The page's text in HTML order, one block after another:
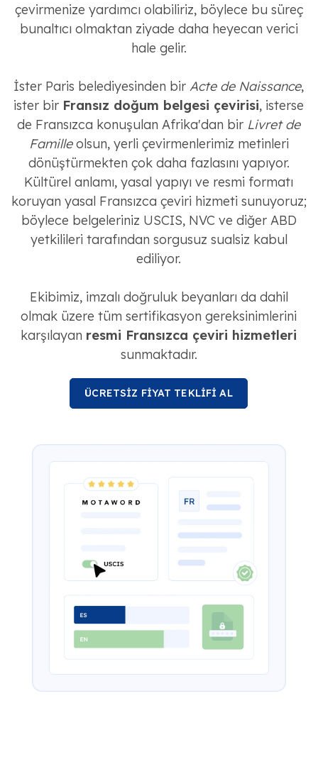
çevirmenize yardımcı olabiliriz, böylece bu süreç
bunaltıcı olmaktan ziyade daha heyecan verici
hale gelir.
İster Paris belediyesinden bir Acte de Naissance,
ister bir Fransız doğum belgesi çevirisi, isterse
de Fransızca konuşulan Afrika'dan bir Livret de
Familleolsun, yerli çevirmenlerimiz metinleri
dönüştürmekten çok daha fazlasını yapıyor.
Kültürel anlamı, yasal yapıyı ve resmi formatı
koruyan yasal Fransızca çeviri hizmeti sunuyoruz;
böylece belgeleriniz USCIS, NVC ve diğer ABD
yetkilileri tarafından sorgusuz sualsiz kabul
ediliyor.
Ekibimiz, imzalı doğruluk beyanları da dahil
olmak üzere tüm sertifikasyon gereksinimlerini
karşılayan resmi Fransızca çeviri hizmetleri
sunmaktadır.
ÜCRETSİZ FİYAT TEKLİFİ AL